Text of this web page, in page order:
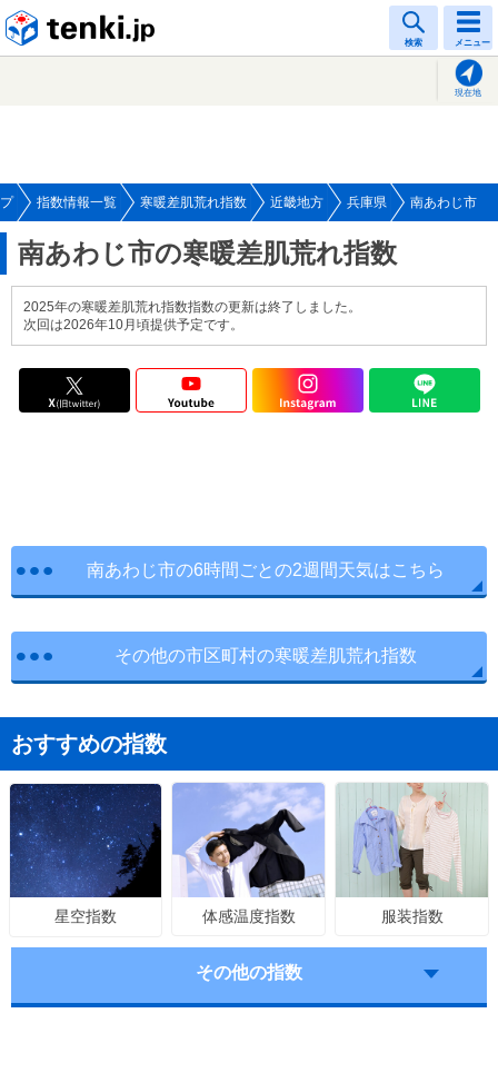
検索 メニュー
現在地
指数情報一覧 寒暖差肌荒れ指数 近畿地方 兵庫県 南あわじ市
南あわじ市の寒暖差肌荒れ指数
2025年の寒暖差肌荒れ指数指数の更新は終了しました。
次回は2026年10月頃提供予定です。
南あわじ市の6時間ごとの2週間天気はこちら
その他の市区町村の寒暖差肌荒れ指数
おすすめの指数
星空指数 体感温度指数 服装指数
その他の指数